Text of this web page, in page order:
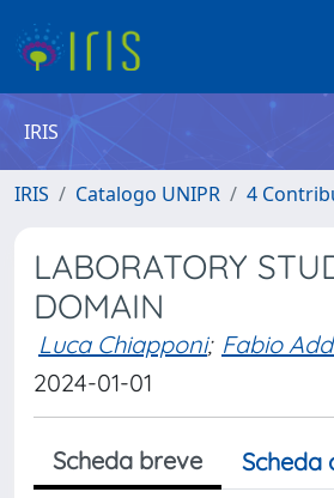
IRIS
IRIS Catalogo UNIPR 4
LABORATORY
DOMAIN
Luca Chiapponi; Fabio
2024-01-01
Scheda breve Scheda